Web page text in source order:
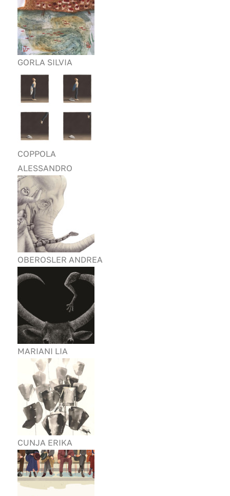
GORLA SILVIA
COPPOLA
ALESSANDRO
OBEROSLER ANDREA
MARIANI LIA
CUNJA ERIKA